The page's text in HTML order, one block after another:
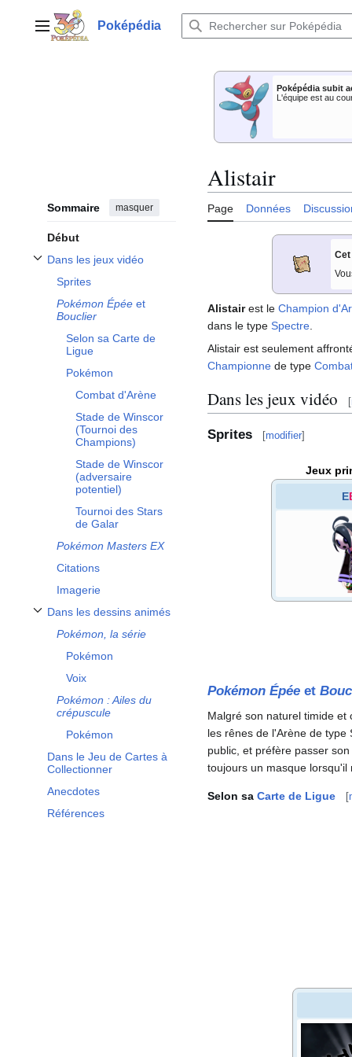
contenuMenu principalPoképédia
Poképédia subit
L'équipe est au
Sommaire masquer
Début
Dans les jeux vidéo
Afficher / masquer la sous-section Dans les jeux vidéo
Sprites
Pokémon Épée et
Bouclier
Selon sa Carte de
Ligue
Pokémon
Combat d'Arène
Stade de Winscor
(Tournoi des
Champions)
Stade de Winscor
(adversaire
potentiel)
Tournoi des Stars
de Galar
Pokémon Masters EX
Citations
Imagerie
Dans les dessins animés
Afficher / masquer la sous-section Dans les dessins animés
Pokémon, la série
Pokémon
Voix
Pokémon : Ailes du
crépuscule
Pokémon
Dans le Jeu de Cartes à
Collectionner
Anecdotes
Références
Alistair
Page Données
Alistairest le Champion
dans le type Spectre
Alistair est seulement
Championne de type
Dans les jeux vidéo [
Sprites [modifier]
Jeux
E
Pokémon Épée et
Malgré son naturel timide et
les rênes de l'Arène de
public, et préfère passer
toujours un masque lorsqu'il
Selon sa Carte de Ligue [